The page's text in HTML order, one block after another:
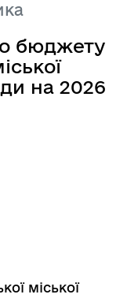
бюджету
на 2026
міської